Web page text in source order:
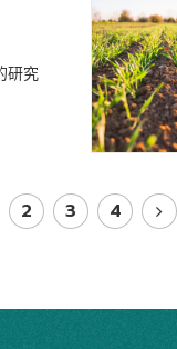
研究
2 3 4